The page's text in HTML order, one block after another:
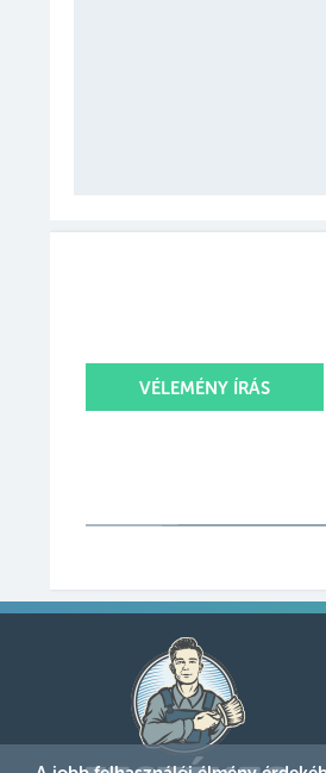
VÉLEMÉNY ÍRÁS
Értékelésed címe
Értékelésed szövege